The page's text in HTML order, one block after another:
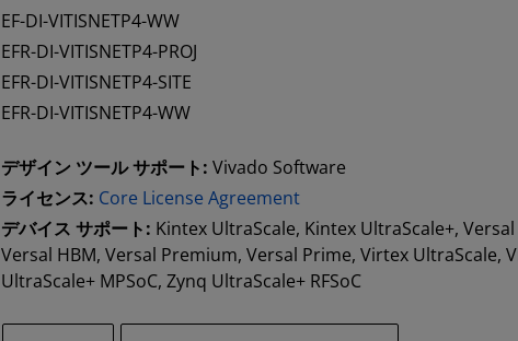
EF-DI-VITISNETP4-WW
EFR-DI-VITISNETP4-PROJ
EFR-DI-VITISNETP4-SITE
EFR-DI-VITISNETP4-WW
デザイン ツール サポート:Vivado Software
ライセンス: Core License Agreement
デバイス サポート: Kintex UltraScale, Kintex UltraScale+, Versal
Versal HBM, Versal Premium, Versal Prime, Virtex UltraScale,
UltraScale+ MPSoC, Zynq UltraScale+ RFSoC